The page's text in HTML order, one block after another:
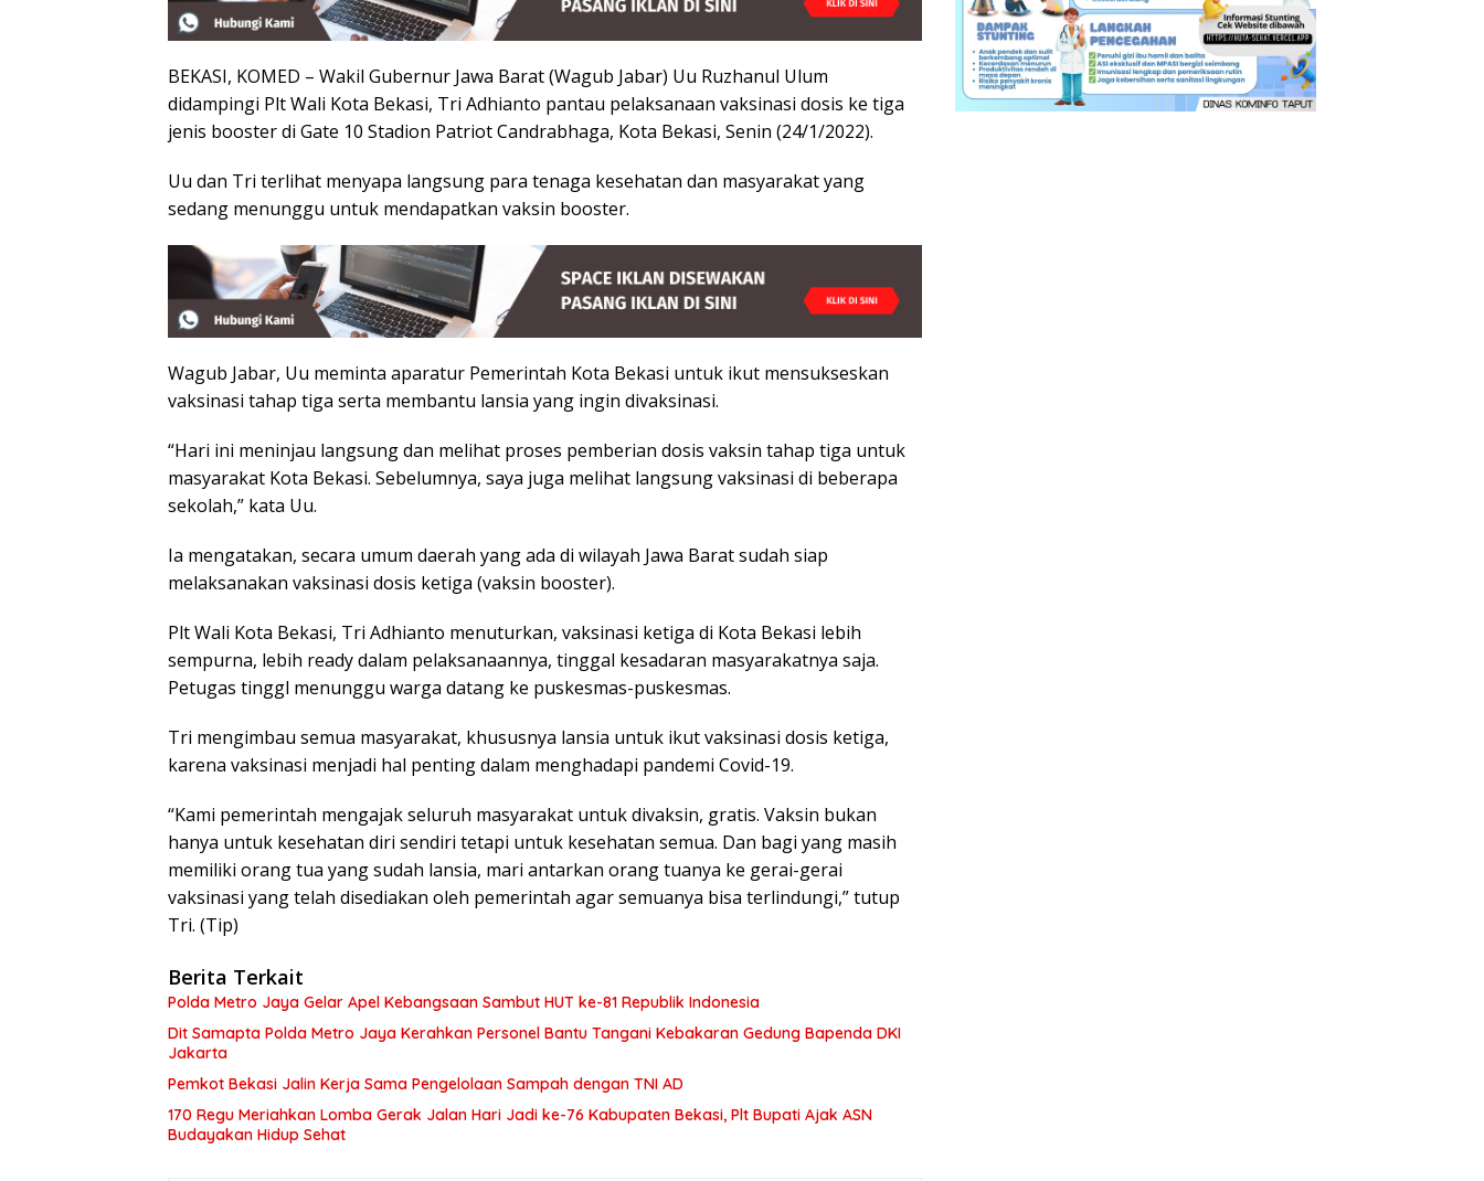
BEKASI, KOMED – Wakil Gubernur Jawa Barat (Wagub Jabar) Uu Ruzhanul Ulum
didampingi Plt Wali Kota Bekasi, Tri Adhianto pantau pelaksanaan vaksinasi dosis ke tiga
jenis booster di Gate 10 Stadion Patriot Candrabhaga, Kota Bekasi, Senin (24/1/2022).
Uu dan Tri terlihat menyapa langsung para tenaga kesehatan dan masyarakat yang
sedang menunggu untuk mendapatkan vaksin booster.
Wagub Jabar, Uu meminta aparatur Pemerintah Kota Bekasi untuk ikut mensukseskan
vaksinasi tahap tiga serta membantu lansia yang ingin divaksinasi.
“Hari ini meninjau langsung dan melihat proses pemberian dosis vaksin tahap tiga untuk
masyarakat Kota Bekasi. Sebelumnya, saya juga melihat langsung vaksinasi di beberapa
sekolah,” kata Uu.
Ia mengatakan, secara umum daerah yang ada di wilayah Jawa Barat sudah siap
melaksanakan vaksinasi dosis ketiga (vaksin booster).
Plt Wali Kota Bekasi, Tri Adhianto menuturkan, vaksinasi ketiga di Kota Bekasi lebih
sempurna, lebih ready dalam pelaksanaannya, tinggal kesadaran masyarakatnya saja.
Petugas tinggl menunggu warga datang ke puskesmas-puskesmas.
Tri mengimbau semua masyarakat, khususnya lansia untuk ikut vaksinasi dosis ketiga,
karena vaksinasi menjadi hal penting dalam menghadapi pandemi Covid-19.
“Kami pemerintah mengajak seluruh masyarakat untuk divaksin, gratis. Vaksin bukan
hanya untuk kesehatan diri sendiri tetapi untuk kesehatan semua. Dan bagi yang masih
memiliki orang tua yang sudah lansia, mari antarkan orang tuanya ke gerai-gerai
vaksinasi yang telah disediakan oleh pemerintah agar semuanya bisa terlindungi,” tutup
Tri. (Tip)
Berita Terkait
Polda Metro Jaya Gelar Apel Kebangsaan Sambut HUT ke-81 Republik Indonesia
Dit Samapta Polda Metro Jaya Kerahkan Personel Bantu Tangani Kebakaran Gedung Bapenda DKI
Jakarta
Pemkot Bekasi Jalin Kerja Sama Pengelolaan Sampah dengan TNI AD
170 Regu Meriahkan Lomba Gerak Jalan Hari Jadi ke-76 Kabupaten Bekasi, Plt Bupati Ajak ASN
Budayakan Hidup Sehat